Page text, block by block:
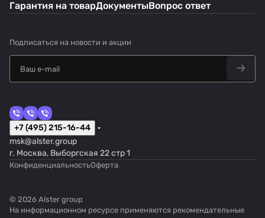
Гарантия на товарДокументыВопрос ответ
Подписаться на новости и акции
+7 (495) 215-16-44
msk@alster.group
г. Москва, Выборгская 22 стр 1
КонфиденциальностьОферта
© 2026 Alster group
На информационном ресурсе применяются рекомендательные